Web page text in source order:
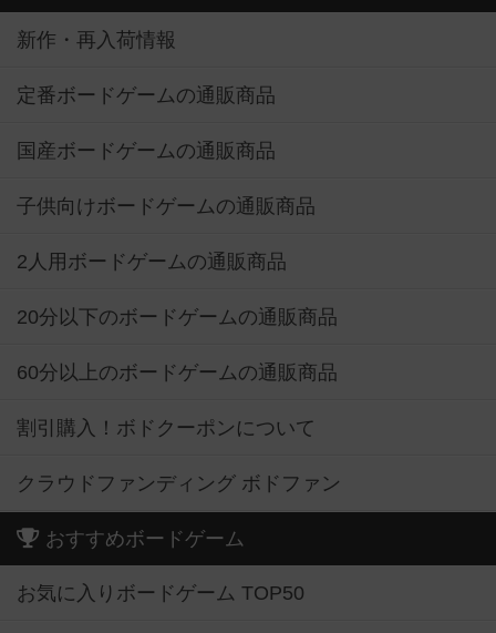
新作・再入荷情報
定番ボードゲームの通販商品
国産ボードゲームの通販商品
子供向けボードゲームの通販商品
2人用ボードゲームの通販商品
20分以下のボードゲームの通販商品
60分以上のボードゲームの通販商品
割引購入！ボドクーポンについて
クラウドファンディング ボドファン
おすすめボードゲーム
お気に入りボードゲーム TOP50